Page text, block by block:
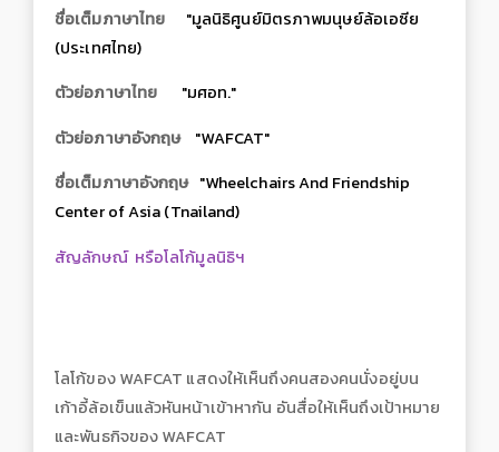
ชื่อเต็มภาษาไทย
"มูลนิธิศูนย์มิตรภาพมนุษย์ล้อเอซีย
(ประเทศไทย)
ตัวย่อภาษาไทย
"มศอท."
ตัวย่อภาษาอังกฤษ
"WAFCAT"
ชื่อเต็มภาษาอังกฤษ "Wheelchairs And Friendship
Center of Asia (Tnailand)
สัญลักษณ์ หรือโลโก้มูลนิธิฯ
โลโก้ของ WAFCAT แสดงให้เห็นถึงคนสองคนนั่งอยู่บน
เก้าอี้ล้อเข็นแล้วหันหน้าเข้าหากัน อันสื่อให้เห็นถึงเป้าหมาย
และพันธกิจของ WAFCAT